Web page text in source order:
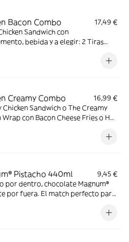
Bacon Combo
17,49 €
Sandwich con
bebida y a elegir: 2 Tiras
Ideal para los que creen que todo
Creamy Combo
16,99 €
Chicken Sandwich o The Creamy
Wrap con Bacon Cheese Fries o Hot
Pistacho 440ml
9,45 €
por dentro, chocolate Magnum®
por fuera. El match perfecto para